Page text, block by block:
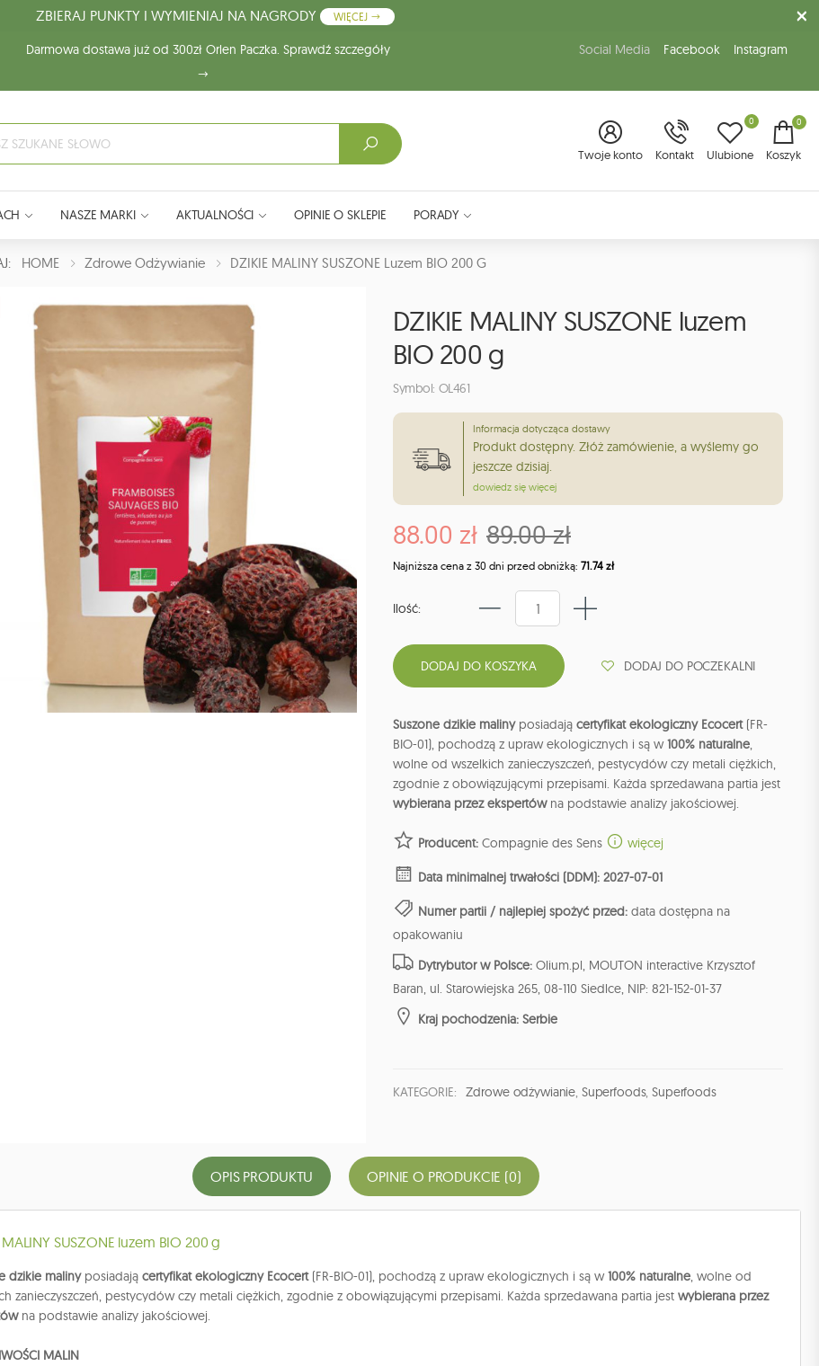
ZBIERAJ PUNKTY I WYMIENIAJ NA NAGRODY WIĘCEJ
Darmowa dostawa już od 300zł Orlen Paczka. Sprawdź szczegóły Social Media Facebook Instagram
Twoje konto Kontakt Ulubione
0 0
Koszyk
NASZE MARKI AKTUALNOŚCI OPINIE O SKLEPIE PORADY
HOME Zdrowe Odżywianie DZIKIE MALINY SUSZONE Luzem BIO 200 G
DZIKIE MALINY SUSZONE luzem
BIO 200 g
Symbol: OL461
Informacja dotycząca dostawy
Produkt dostępny. Złóż zamówienie, a wyślemy go
jeszcze dzisiaj.
dowiedz się więcej
88.00 zł 89.00 zł
Najniższa cena z 30 dni przed obniżką: 71.74 zł
Ilość:
DODAJ DO POCZEKALNI
Suszone dzikie malinyposiadają certyfikat ekologiczny Ecocert(FR-
BIO-01), pochodzą z upraw ekologicznych i są w100% naturalne,
wolne od wszelkich zanieczyszczeń, pestycydów czy metali ciężkich,
zgodnie z obowiązującymi przepisami. Każda sprzedawana partia jest
wybierana przez ekspertówna podstawie analizy jakościowej.
Producent: Compagnie des Sens więcej
Data minimalnej trwałości (DDM): 2027-07-01
Numer partii / najlepiej spożyć przed: data dostępna na
opakowaniu
Dytrybutor w Polsce: Olium.pl, MOUTON interactive Krzysztof
Baran, ul. Starowiejska 265, 08-110 Siedlce, NIP: 821-152-01-37
Kraj pochodzenia: Serbie
KATEGORIE: Zdrowe odżywianie, Superfoods,Superfoods
OPIS PRODUKTU OPINIE O PRODUKCIE (0)
MALINY SUSZONE luzem BIO 200 g
dzikie malinyposiadają certyfikat ekologiczny Ecocert(FR-BIO-01), pochodzą z upraw ekologicznych i są w100% naturalne, wolne od
zanieczyszczeń, pestycydów czy metali ciężkich, zgodnie z obowiązującymi przepisami. Każda sprzedawana partia jest wybierana przez
na podstawie analizy jakościowej.
MALIN